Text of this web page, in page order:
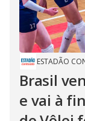
ESTADÃO
Brasil
e vai à